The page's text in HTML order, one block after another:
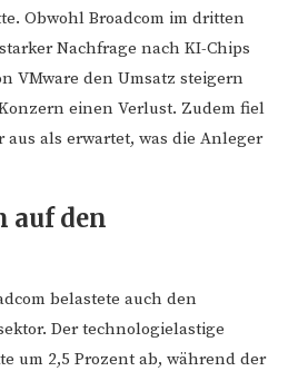
Obwohl Broadcom im dritten
Nachfrage nach KI-Chips
VMware den Umsatz steigern
einen Verlust. Zudem fiel
aus als erwartet, was die Anleger
auf den
belastete auch den
Der technologielastige
um 2,5 Prozent ab, während der